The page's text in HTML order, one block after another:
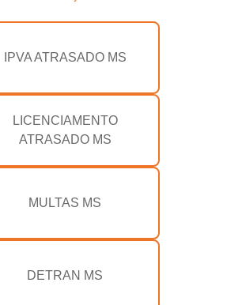
IPVA ATRASADO MS
LICENCIAMENTO
ATRASADO MS
MULTAS MS
DETRAN MS